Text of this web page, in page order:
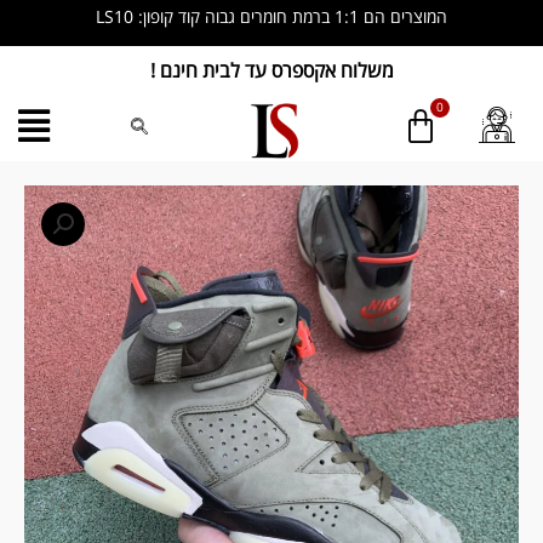
לתוכן
המוצרים הם 1:1 ברמת חומרים גבוה קוד קופון: LS10
משלוח אקספרס עד לבית חינם !
כמות
של
Nike
Air
Jordan
6
Retro
cactus
jack
-
Travis
Scott